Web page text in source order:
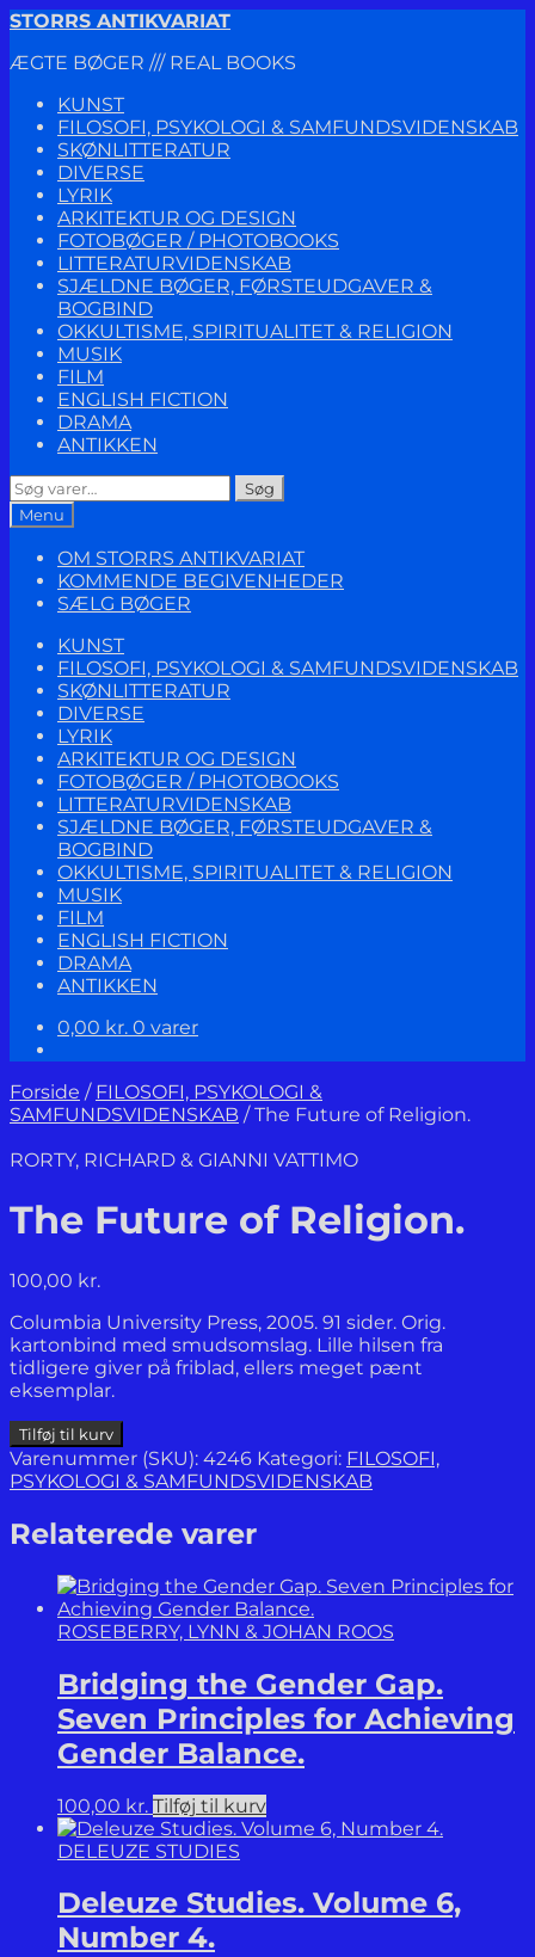
Spring
navigation
Spring
indhold
STORRS ANTIKVARIAT
ÆGTE BØGER /// REAL BOOKS
KUNST
FILOSOFI, PSYKOLOGI & SAMFUNDSVIDENSKAB
SKØNLITTERATUR
DIVERSE
LYRIK
ARKITEKTUR OG DESIGN
FOTOBØGER / PHOTOBOOKS
LITTERATURVIDENSKAB
SJÆLDNE BØGER, FØRSTEUDGAVER &
BOGBIND
OKKULTISME, SPIRITUALITET & RELIGION
MUSIK
FILM
ENGLISH FICTION
DRAMA
ANTIKKEN
Søg
efter:
Søg
Menu
OM STORRS ANTIKVARIAT
KOMMENDE BEGIVENHEDER
SÆLG BØGER
KUNST
FILOSOFI, PSYKOLOGI & SAMFUNDSVIDENSKAB
SKØNLITTERATUR
DIVERSE
LYRIK
ARKITEKTUR OG DESIGN
FOTOBØGER / PHOTOBOOKS
LITTERATURVIDENSKAB
SJÆLDNE BØGER, FØRSTEUDGAVER &
BOGBIND
OKKULTISME, SPIRITUALITET & RELIGION
MUSIK
FILM
ENGLISH FICTION
DRAMA
ANTIKKEN
0,00 kr. 0 varer
Forside / FILOSOFI, PSYKOLOGI &
SAMFUNDSVIDENSKAB /The Future of Religion.
RORTY, RICHARD & GIANNI VATTIMO
The Future of Religion.
100,00 kr.
Columbia University Press, 2005. 91 sider. Orig.
kartonbind med smudsomslag. Lille hilsen fra
tidligere giver på friblad, ellers meget pænt
eksemplar.
The
Future
of
antal
Tilføj til kurv
Varenummer (SKU): 4246 Kategori: FILOSOFI,
PSYKOLOGI & SAMFUNDSVIDENSKAB
Relaterede varer
ROSEBERRY, LYNN & JOHAN ROOS
Bridging the Gender Gap.
Seven Principles for Achieving
Gender Balance.
100,00 kr. Tilføj til kurv
DELEUZE STUDIES
Deleuze Studies. Volume 6,
Number 4.